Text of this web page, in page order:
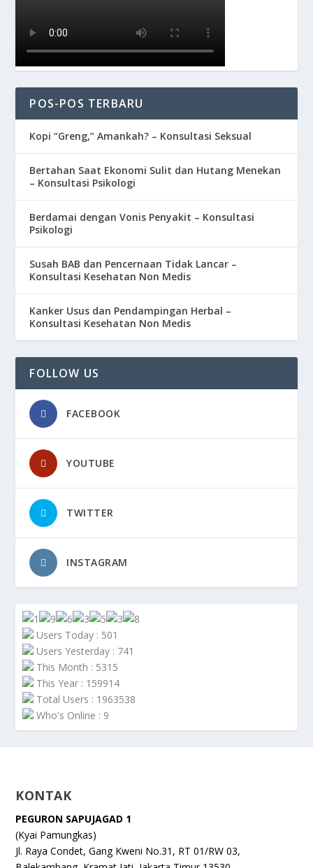
POS-POS TERBARU
Kopi “Greng,” Amankah? – Konsultasi Seksual
Bertahan Saat Ekonomi Sulit dan Hutang Menekan
– Konsultasi Psikologi
Berdamai dengan Vonis Penyakit – Konsultasi
Psikologi
Susah BAB dan Pencernaan Tidak Lancar –
Konsultasi Kesehatan Non Medis
Kanker Usus dan Pendampingan Herbal –
Konsultasi Kesehatan Non Medis
FOLLOW US
FACEBOOK
YOUTUBE
TWITTER
INSTAGRAM
Users Today : 501
Users Yesterday : 741
This Month : 5315
This Year : 159914
Total Users : 1963538
Who's Online : 9
KONTAK
PEGURON SAPUJAGAD 1
(Kyai Pamungkas)
Jl. Raya Condet, Gang Kweni No.31, RT 01/RW 03,